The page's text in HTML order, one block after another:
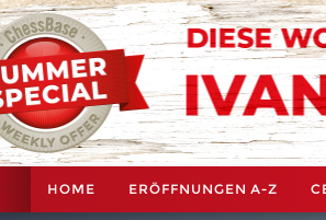
HOME ERÖFFNUNGEN A-Z